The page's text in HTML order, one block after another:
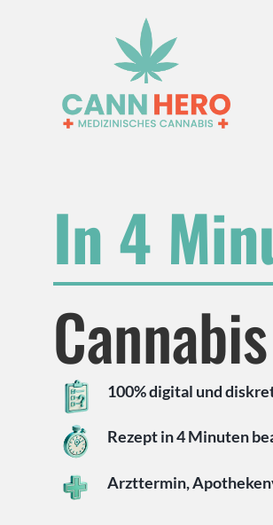
In 4
100% digital und
Rezept in 4 Minuten
Arzttermin,